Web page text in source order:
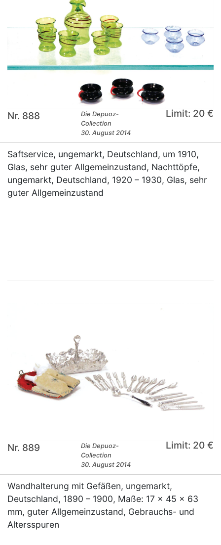
Nr. 888
Die Depuoz-
Collection
30. August 2014
Limit: 20 €
Saftservice, ungemarkt, Deutschland, um 1910,
Glas, sehr guter Allgemeinzustand, Nachttöpfe,
ungemarkt, Deutschland, 1920 – 1930, Glas, sehr
guter Allgemeinzustand
Nr. 889
Die Depuoz-
Collection
30. August 2014
Limit: 20 €
Wandhalterung mit Gefäßen, ungemarkt,
Deutschland, 1890 – 1900, Maße: 17 x 45 x 63
mm, guter Allgemeinzustand, Gebrauchs- und
Altersspuren